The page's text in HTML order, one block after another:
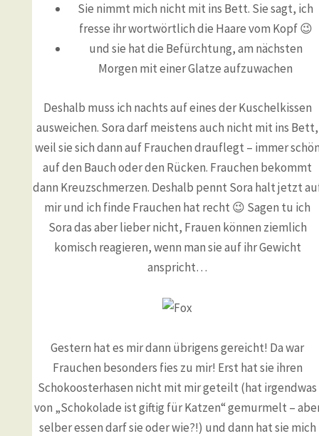
Sie nimmt mich nicht mit ins Bett. Sie sagt, ich
fresse ihr wortwörtlich die Haare vom Kopf 😉
und sie hat die Befürchtung, am nächsten
Morgen mit einer Glatze aufzuwachen
Deshalb muss ich nachts auf eines der Kuschelkissen
ausweichen. Sora darf meistens auch nicht mit ins Bett,
weil sie sich dann auf Frauchen drauflegt – immer
auf den Bauch oder den Rücken. Frauchen bekommt
dann Kreuzschmerzen. Deshalb pennt Sora halt jetzt
mir und ich finde Frauchen hat recht 😉 Sagen tu ich
Sora das aber lieber nicht, Frauen können ziemlich
komisch reagieren, wenn man sie auf ihr Gewicht
anspricht…
Gestern hat es mir dann übrigens gereicht! Da war
Frauchen besonders fies zu mir! Erst hat sie ihren
Schokoosterhasen nicht mit mir geteilt (hat irgendwas
von „Schokolade ist giftig für Katzen“ gemurmelt –
selber essen darf sie oder wie?!) und dann hat sie mich